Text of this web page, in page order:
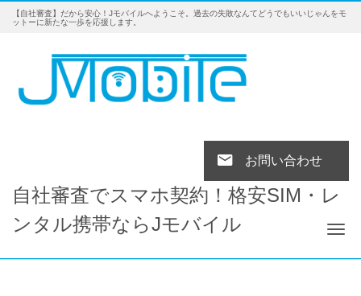
【自社審査】だから安心！Jモバイルへようこそ。過去の失敗なんてどうでもいいじゃんをモ
ットーに新たな一歩を応援します。
お問い合わせ
自社審査でスマホ契約！格安SIM・レ
ンタル携帯ならJモバイル